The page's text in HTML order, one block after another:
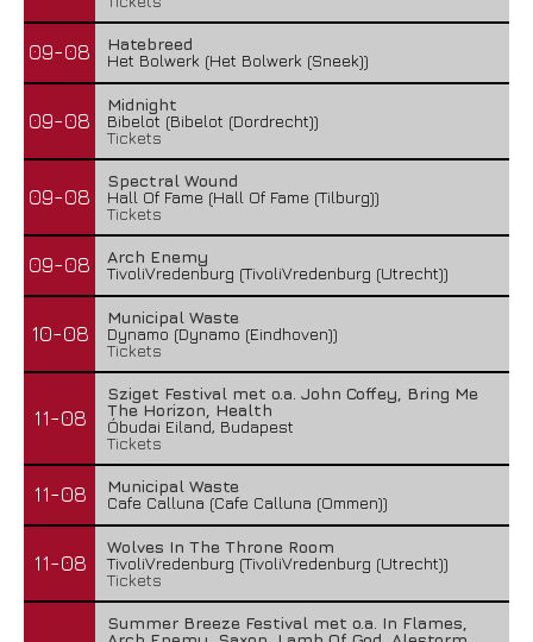
09-08
Hatebreed
Het Bolwerk (Het Bolwerk (Sneek))
09-08
Midnight
Bibelot (Bibelot (Dordrecht))
Tickets
09-08
Spectral Wound
Hall Of Fame (Hall Of Fame (Tilburg))
Tickets
09-08
Arch Enemy
TivoliVredenburg (TivoliVredenburg (Utrecht))
10-08
Municipal Waste
Dynamo (Dynamo (Eindhoven))
Tickets
11-08
Sziget Festival met o.a. John Coffey, Bring Me
The Horizon, Health
Óbudai Eiland, Budapest
Tickets
11-08
Municipal Waste
Cafe Calluna (Cafe Calluna (Ommen))
11-08
Wolves In The Throne Room
TivoliVredenburg (TivoliVredenburg (Utrecht))
Tickets
Summer Breeze Festival met o.a. In Flames,